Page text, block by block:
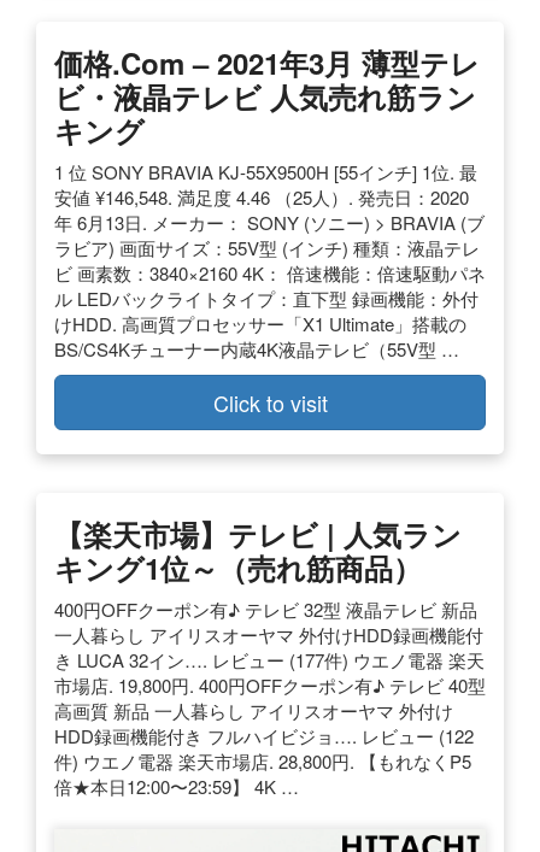
価格.com – 2021年3月 薄型テレ
ビ・液晶テレビ 人気売れ筋ラン
キング
1 位 SONY BRAVIA KJ-55X9500H [55インチ] 1位. 最
安値 ¥146,548. 満足度 4.46 （25人）. 発売日：2020
年 6月13日. メーカー： SONY (ソニー) > BRAVIA (ブ
ラビア) 画面サイズ：55V型 (インチ) 種類：液晶テレ
ビ 画素数：3840×2160 4K： 倍速機能：倍速駆動パネ
ル LEDバックライトタイプ：直下型 録画機能：外付
けHDD. 高画質プロセッサー「X1 Ultimate」搭載の
BS/CS4Kチューナー内蔵4K液晶テレビ（55V型 …
Click to visit
【楽天市場】テレビ | 人気ラン
キング1位～（売れ筋商品）
400円OFFクーポン有♪ テレビ 32型 液晶テレビ 新品
一人暮らし アイリスオーヤマ 外付けHDD録画機能付
き LUCA 32イン…. レビュー (177件) ウエノ電器 楽天
市場店. 19,800円. 400円OFFクーポン有♪ テレビ 40型
高画質 新品 一人暮らし アイリスオーヤマ 外付け
HDD録画機能付き フルハイビジョ…. レビュー (122
件) ウエノ電器 楽天市場店. 28,800円. 【もれなくP5
倍★本日12:00〜23:59】 4K …